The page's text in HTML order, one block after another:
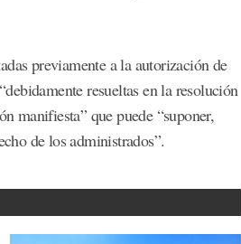
previamente a la autorización de
resueltas en la resolución
manifiesta” que puede “suponer,
de los administrados”.